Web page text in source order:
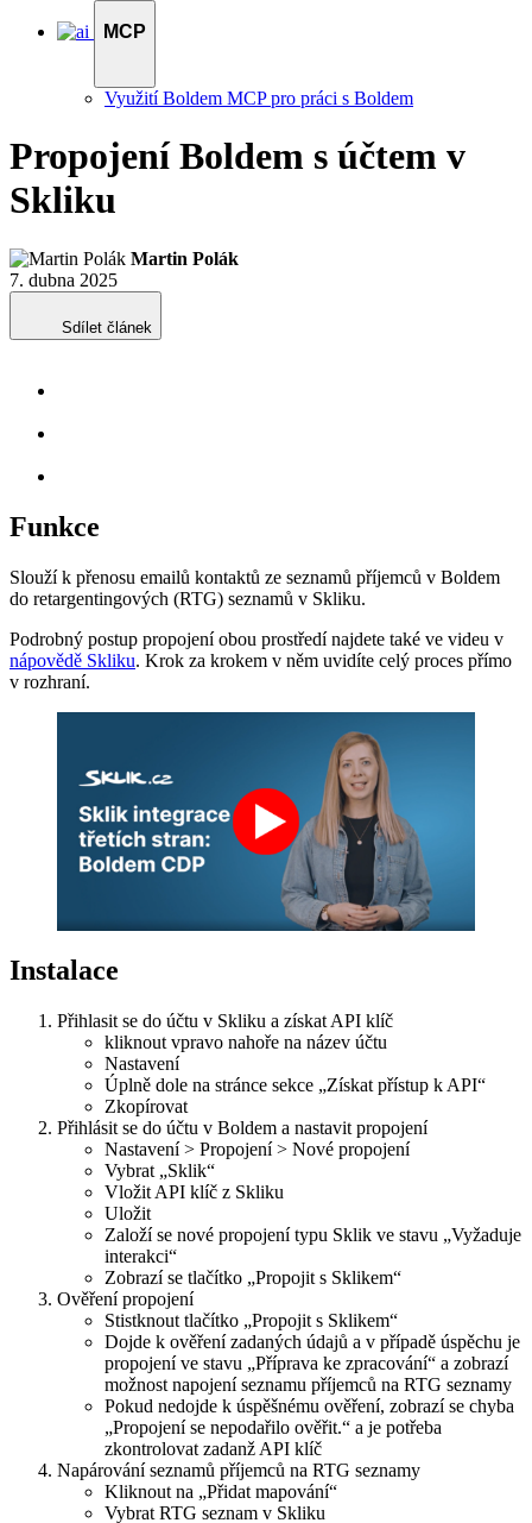
MCP
Využití Boldem MCP pro práci s Boldem
Propojení Boldem s účtem v
Skliku
Martin Polák
7. dubna 2025
Sdílet článek
Funkce
Slouží k přenosu emailů kontaktů ze seznamů příjemců v Boldem
do retargentingových (RTG) seznamů v Skliku.
Podrobný postup propojení obou prostředí najdete také ve videu v
nápovědě Skliku. Krok za krokem v něm uvidíte celý proces přímo
v rozhraní.
Instalace
Přihlasit se do účtu v Skliku a získat API klíč
kliknout vpravo nahoře na název účtu
Nastavení
Úplně dole na stránce sekce „Získat přístup k API“
Zkopírovat
Přihlásit se do účtu v Boldem a nastavit propojení
Nastavení > Propojení > Nové propojení
Vybrat „Sklik“
Vložit API klíč z Skliku
Uložit
Založí se nové propojení typu Sklik ve stavu „Vyžaduje
interakci“
Zobrazí se tlačítko „Propojit s Sklikem“
Ověření propojení
Stistknout tlačítko „Propojit s Sklikem“
Dojde k ověření zadaných údajů a v případě úspěchu je
propojení ve stavu „Příprava ke zpracování“ a zobrazí
možnost napojení seznamu příjemců na RTG seznamy
Pokud nedojde k úspěšnému ověření, zobrazí se chyba
„Propojení se nepodařilo ověřit.“ a je potřeba
zkontrolovat zadanž API klíč
Napárování seznamů příjemců na RTG seznamy
Kliknout na „Přidat mapování“
Vybrat RTG seznam v Skliku